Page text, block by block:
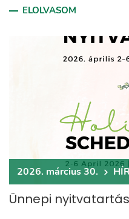
ELOLVASOM
2026. március 30. HÍR
Ünnepi